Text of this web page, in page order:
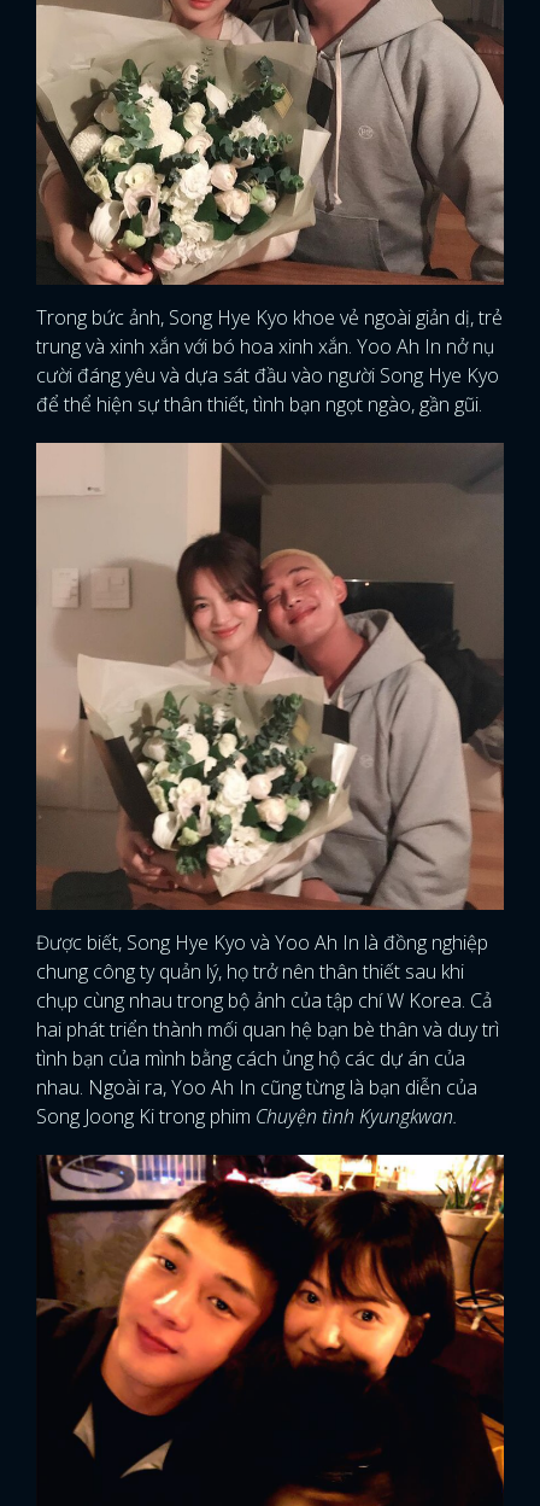
Trong bức ảnh, Song Hye Kyo khoe vẻ ngoài giản dị, trẻ
trung và xinh xắn với bó hoa xinh xắn. Yoo Ah In nở nụ
cười đáng yêu và dựa sát đầu vào người Song Hye Kyo
để thể hiện sự thân thiết, tình bạn ngọt ngào, gần gũi.
Được biết, Song Hye Kyo và Yoo Ah In là đồng nghiệp
chung công ty quản lý, họ trở nên thân thiết sau khi
chụp cùng nhau trong bộ ảnh của tập chí W Korea. Cả
hai phát triển thành mối quan hệ bạn bè thân và duy trì
tình bạn của mình bằng cách ủng hộ các dự án của
nhau. Ngoài ra, Yoo Ah In cũng từng là bạn diễn của
Song Joong Ki trong phim Chuyện tình Kyungkwan.